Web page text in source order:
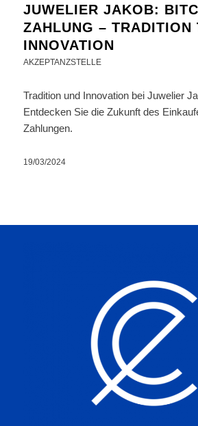
JUWELIER JAKOB:
ZAHLUNG – TRADITION
INNOVATION
AKZEPTANZSTELLE
Tradition und Innovation bei Juwelier
Entdecken Sie die Zukunft des
Zahlungen.
19/03/2024